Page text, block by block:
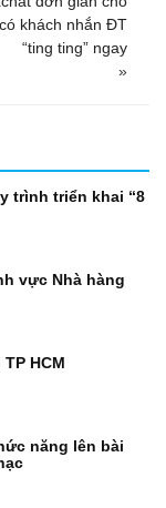
khách nhắn ĐT
“ting ting” ngay
»
trình triển khai “8
vực Nhà hàng
HCM
năng lên bài